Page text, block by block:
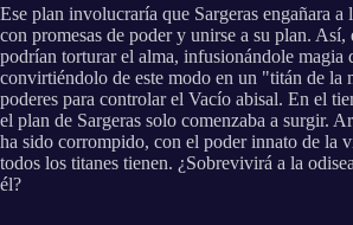
Ese plan involucraría que Sargeras engañara a
con promesas de poder y unirse a su plan. Así,
podrían torturar el alma, infusionándole magia
convirtiéndolo de este modo en un "titán de la
poderes para controlar el Vacío abisal. En el
el plan de Sargeras solo comenzaba a surgir.
ha sido corrompido, con el poder innato de la
todos los titanes tienen. ¿Sobrevivirá a la
él?